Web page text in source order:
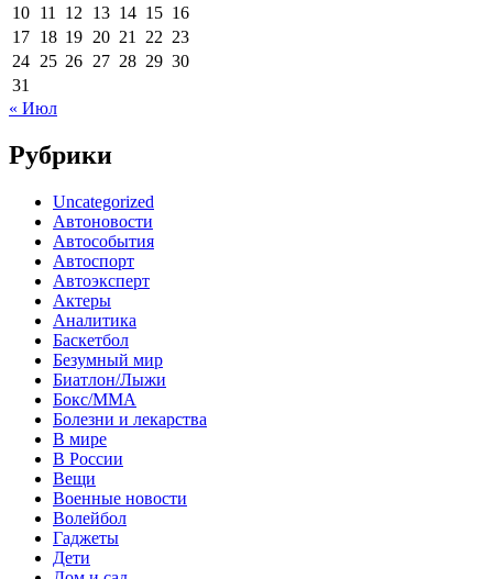
10 11 12 13 14 15 16
17 18 19 20 21 22 23
24 25 26 27 28 29 30
31
« Июл
Рубрики
Uncategorized
Автоновости
Автособытия
Автоспорт
Автоэксперт
Актеры
Аналитика
Баскетбол
Безумный мир
Биатлон/Лыжи
Бокс/MMA
Болезни и лекарства
В мире
В России
Вещи
Военные новости
Волейбол
Гаджеты
Дети